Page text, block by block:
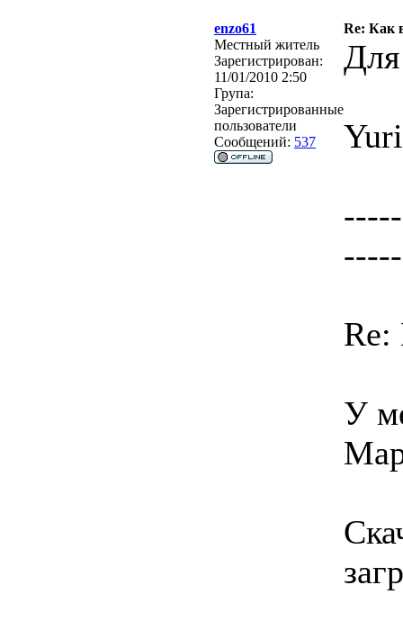
enzo61
Re: Как
Местный житель
Зарегистрирован:
11/01/2010 2:50
Група:
Зарегистрированные
пользователи
Сообщений: 537 Yuri
У